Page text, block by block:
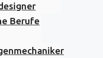
Berufe